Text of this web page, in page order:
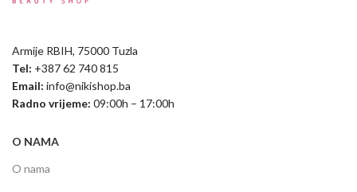
Armije RBIH, 75000 Tuzla
Tel: +387 62 740 815
Email: info@nikishop.ba
Radno vrijeme: 09:00h – 17:00h
O NAMA
O nama